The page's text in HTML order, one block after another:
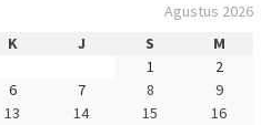
Agustus 2026
K J S
M
1
2
6 7 8
9
13 14 15
16